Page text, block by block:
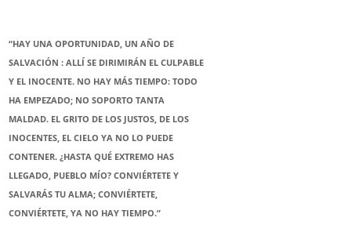
“HAY UNA OPORTUNIDAD, UN AÑO DE
SALVACIÓN : ALLÍ SE DIRIMIRÁN EL CULPABLE
Y EL INOCENTE. NO HAY MÁS TIEMPO: TODO
HA EMPEZADO; NO SOPORTO TANTA
MALDAD. EL GRITO DE LOS JUSTOS, DE LOS
INOCENTES, EL CIELO YA NO LO PUEDE
CONTENER. ¿HASTA QUÉ EXTREMO HAS
LLEGADO, PUEBLO MÍO? CONVIÉRTETE Y
SALVARÁS TU ALMA; CONVIÉRTETE,
CONVIÉRTETE, YA NO HAY TIEMPO.”